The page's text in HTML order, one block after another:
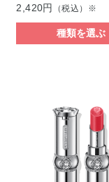
2,420円 （税込）※
種類を選ぶ